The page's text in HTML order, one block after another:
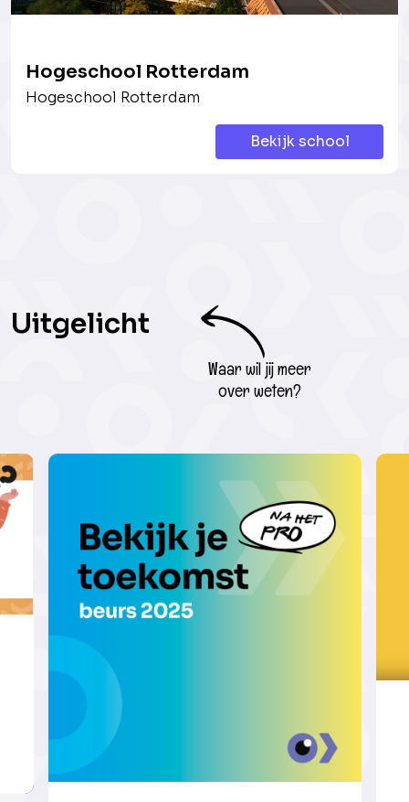
Hogeschool Rotterdam
Hogeschool Rotterdam
Bekijk school
Uitgelicht
Waar wil jij meer
over weten?